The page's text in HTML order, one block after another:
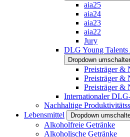
aia25
aia24
aia23
aia22
Jury
DLG Young Talents
Dropdown
Preisträger &
Preisträger &
Preisträger &
Internationaler
Nachhaltige
Lebensmittel
Dropdown
Alkoholfreie Getränke
Alkoholische Getränke